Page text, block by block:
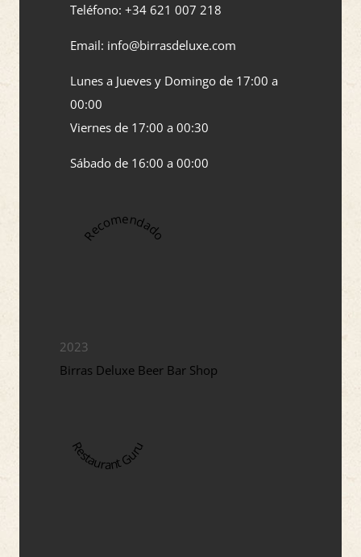
Teléfono: +34 621 007 218
Email: info@birrasdeluxe.com​
Lunes a Jueves y Domingo de 17:00 a
00:00
Viernes de 17:00 a 00:30
Sábado de 16:00 a 00:00
Recomendado
2023
Birras Deluxe Beer Bar Shop
Restaurant Guru